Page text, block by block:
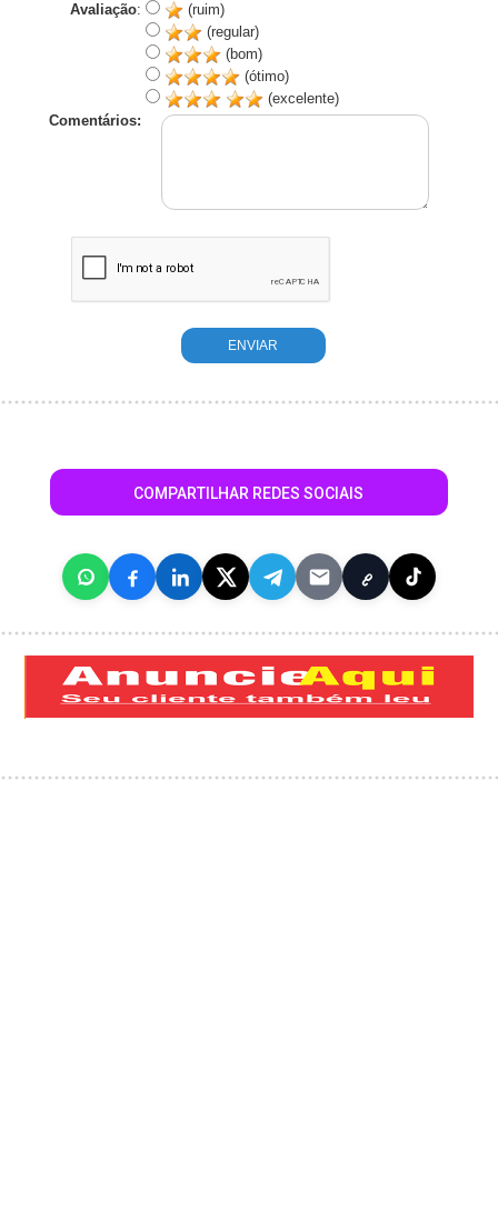
Avaliação:
(ruim)
(regular)
(bom)
(ótimo)
(excelente)
Comentários:
COMPARTILHAR REDES SOCIAIS